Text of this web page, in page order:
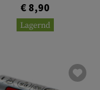
€ 8,90
Lagernd